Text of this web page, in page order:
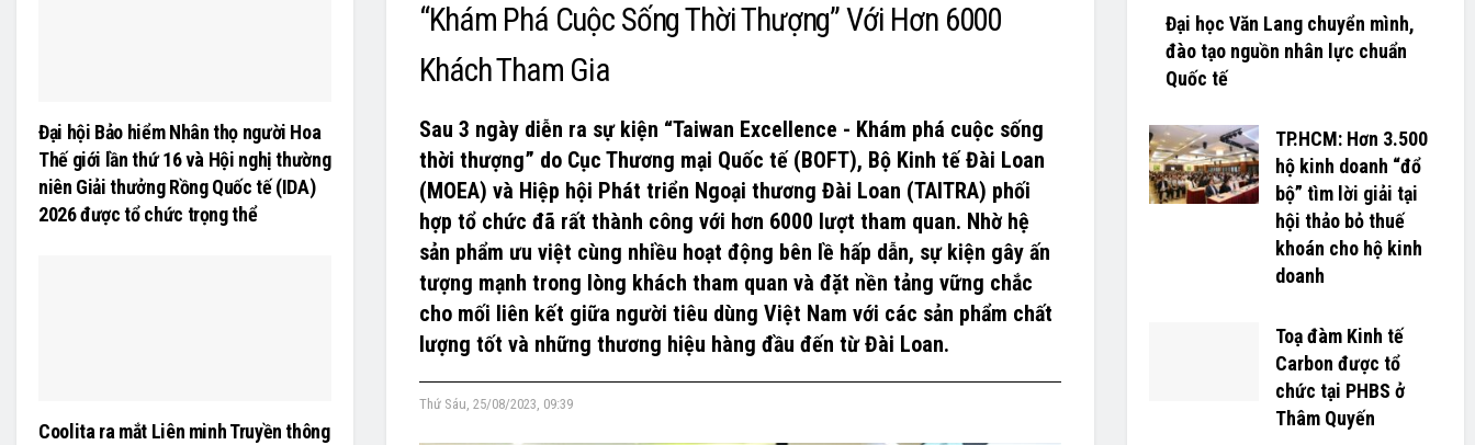
“Khám Phá Cuộc Sống Thời Thượng” Với Hơn 6000
Khách Tham Gia
Sau 3 ngày diễn ra sự kiện “Taiwan Excellence - Khám phá cuộc sống
thời thượng” do Cục Thương mại Quốc tế (BOFT), Bộ Kinh tế Đài Loan
(MOEA) và Hiệp hội Phát triển Ngoại thương Đài Loan (TAITRA) phối
hợp tổ chức đã rất thành công với hơn 6000 lượt tham quan. Nhờ hệ
sản phẩm ưu việt cùng nhiều hoạt động bên lề hấp dẫn, sự kiện gây ấn
tượng mạnh trong lòng khách tham quan và đặt nền tảng vững chắc
cho mối liên kết giữa người tiêu dùng Việt Nam với các sản phẩm chất
lượng tốt và những thương hiệu hàng đầu đến từ Đài Loan.
Thứ Sáu, 25/08/2023, 09:39
Đại hội Bảo hiểm Nhân thọ người Hoa
Thế giới lần thứ 16 và Hội nghị thường
niên Giải thưởng Rồng Quốc tế (IDA)
2026 được tổ chức trọng thể
Coolita ra mắt Liên minh Truyền thông
Đại học Văn Lang chuyển mình,
đào tạo nguồn nhân lực chuẩn
Quốc tế
TP.HCM: Hơn 3.500
hộ kinh doanh “đổ
bộ” tìm lời giải tại
hội thảo bỏ thuế
khoán cho hộ kinh
doanh
Toạ đàm Kinh tế
Carbon được tổ
chức tại PHBS ở
Thâm Quyến